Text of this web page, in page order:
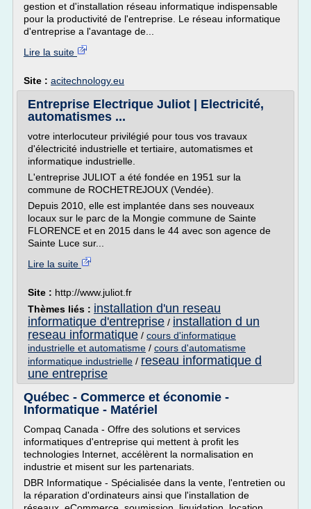
gestion et d'installation réseau informatique indispensable
pour la productivité de l'entreprise. Le réseau informatique
d'entreprise a l'avantage de...
Lire la suite
Site : acitechnology.eu
Entreprise Electrique Juliot | Electricité,
automatismes ...
votre interlocuteur privilégié pour tous vos travaux
d'électricité industrielle et tertiaire, automatismes et
informatique industrielle.
L'entreprise JULIOT a été fondée en 1951 sur la
commune de ROCHETREJOUX (Vendée).
Depuis 2010, elle est implantée dans ses nouveaux
locaux sur le parc de la Mongie commune de Sainte
FLORENCE et en 2015 dans le 44 avec son agence de
Sainte Luce sur...
Lire la suite
Site : http://www.juliot.fr
Thèmes liés : installation d'un reseau
informatique d'entreprise / installation d un
reseau informatique / cours d'informatique
industrielle et automatisme / cours d'automatisme
informatique industrielle / reseau informatique d
une entreprise
Québec - Commerce et économie -
Informatique - Matériel
Compaq Canada - Offre des solutions et services
informatiques d'entreprise qui mettent à profit les
technologies Internet, accélèrent la normalisation en
industrie et misent sur les partenariats.
DBR Informatique - Spécialisée dans la vente, l'entretien ou
la réparation d'ordinateurs ainsi que l'installation de